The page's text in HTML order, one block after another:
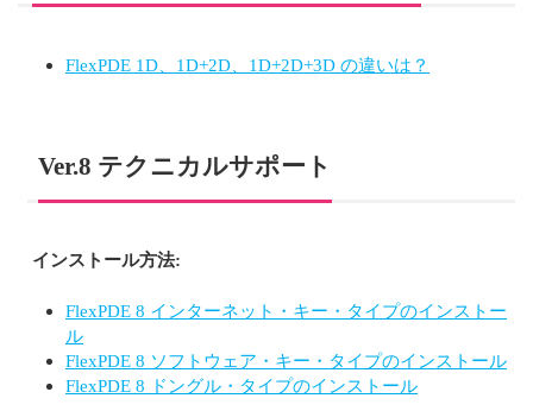
FlexPDE 1D、1D+2D、1D+2D+3D の違いは？
Ver.8 テクニカルサポート
インストール方法:
FlexPDE 8 インターネット・キー・タイプのインストー
ル
FlexPDE 8 ソフトウェア・キー・タイプのインストール
FlexPDE 8 ドングル・タイプのインストール